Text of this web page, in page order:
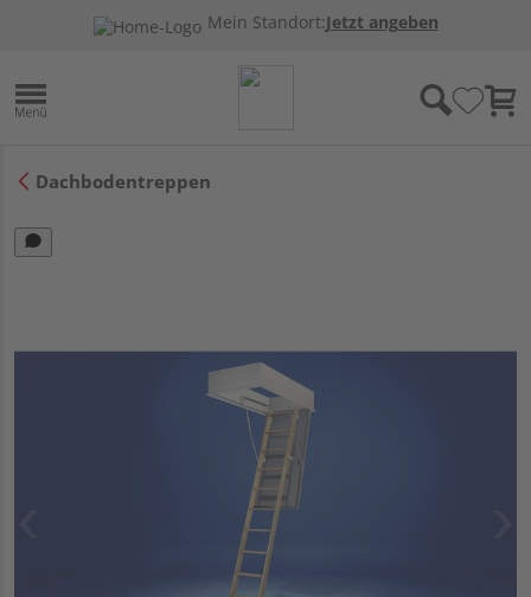
Mein Standort:Jetzt angeben
Dachbodentreppen